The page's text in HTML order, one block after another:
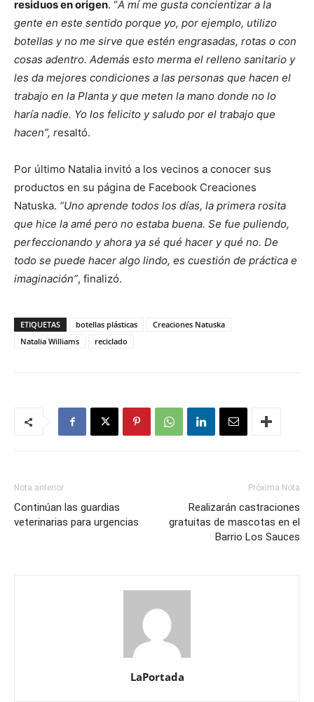
residuos en origen. “A mí me gusta concientizar a la
gente en este sentido porque yo, por ejemplo, utilizo
botellas y no me sirve que estén engrasadas, rotas o con
cosas adentro. Además esto merma el relleno sanitario y
les da mejores condiciones a las personas que hacen el
trabajo en la Planta y que meten la mano donde no lo
haría nadie. Yo los felicito y saludo por el trabajo que
hacen”, resaltó.
Por último Natalia invitó a los vecinos a conocer sus
productos en su página de Facebook Creaciones
Natuska. “Uno aprende todos los días, la primera rosita
que hice la amé pero no estaba buena. Se fue puliendo,
perfeccionando y ahora ya sé qué hacer y qué no. De
todo se puede hacer algo lindo, es cuestión de práctica e
imaginación”, finalizó.
ETIQUETAS botellas plásticas
Creaciones Natuska
Natalia Williams
reciclado
Nota anterior
Continúan las guardias
veterinarias para urgencias
Próxima Nota
Realizarán castraciones
gratuitas de mascotas en el
Barrio Los Sauces
LaPortada